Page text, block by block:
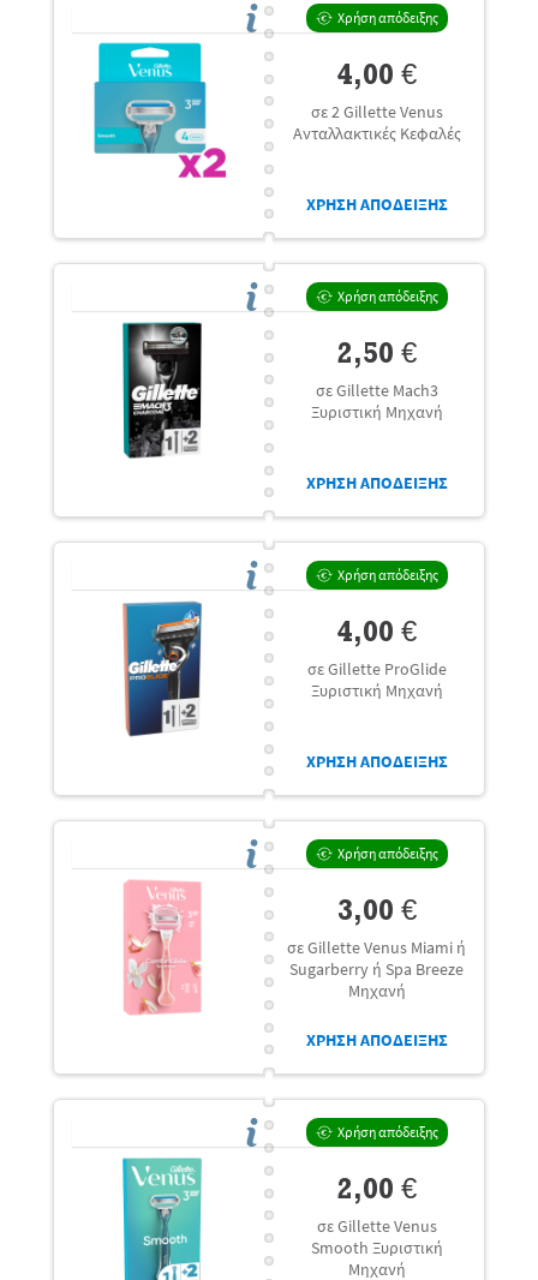
Χρήση απόδειξης
4,00 €
σε 2 Gillette Venus
Ανταλλακτικές Κεφαλές
ΧΡΗΣΗ ΑΠΟΔΕΙΞΗΣ
Χρήση απόδειξης
2,50 €
σε Gillette Mach3
Ξυριστική Μηχανή
ΧΡΗΣΗ ΑΠΟΔΕΙΞΗΣ
Χρήση απόδειξης
4,00 €
σε Gillette ProGlide
Ξυριστική Μηχανή
ΧΡΗΣΗ ΑΠΟΔΕΙΞΗΣ
Χρήση απόδειξης
3,00 €
σε Gillette Venus Miami ή
Sugarberry ή Spa Breeze
Μηχανή
ΧΡΗΣΗ ΑΠΟΔΕΙΞΗΣ
Χρήση απόδειξης
2,00 €
σε Gillette Venus
Smooth Ξυριστική
Μηχανή